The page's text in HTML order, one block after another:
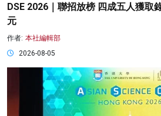
DSE 2026｜聯招放榜 四成五人獲取
元
作者: 本社編輯部
2026-08-05